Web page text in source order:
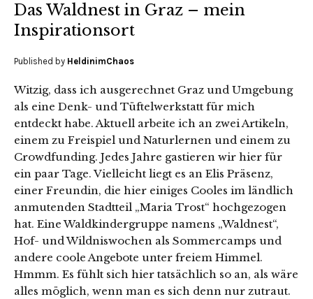
Das Waldnest in Graz – mein
Inspirationsort
Published by HeldinimChaos
Witzig, dass ich ausgerechnet Graz und Umgebung
als eine Denk- und Tüftelwerkstatt für mich
entdeckt habe. Aktuell arbeite ich an zwei Artikeln,
einem zu Freispiel und Naturlernen und einem zu
Crowdfunding. Jedes Jahre gastieren wir hier für
ein paar Tage. Vielleicht liegt es an Elis Präsenz,
einer Freundin, die hier einiges Cooles im ländlich
anmutenden Stadtteil „Maria Trost“ hochgezogen
hat. Eine Waldkindergruppe namens „Waldnest“,
Hof- und Wildniswochen als Sommercamps und
andere coole Angebote unter freiem Himmel.
Hmmm. Es fühlt sich hier tatsächlich so an, als wäre
alles möglich, wenn man es sich denn nur zutraut.